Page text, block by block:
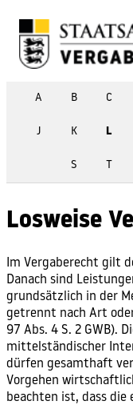
A B C
J K L
S T
Losweise
Im Vergaberecht gilt
Danach sind
grundsätzlich in der
getrennt nach Art
97 Abs. 4 S. 2 GWB).
mittelständischer
dürfen gesamthaft
Vorgehen
beachten ist, dass die